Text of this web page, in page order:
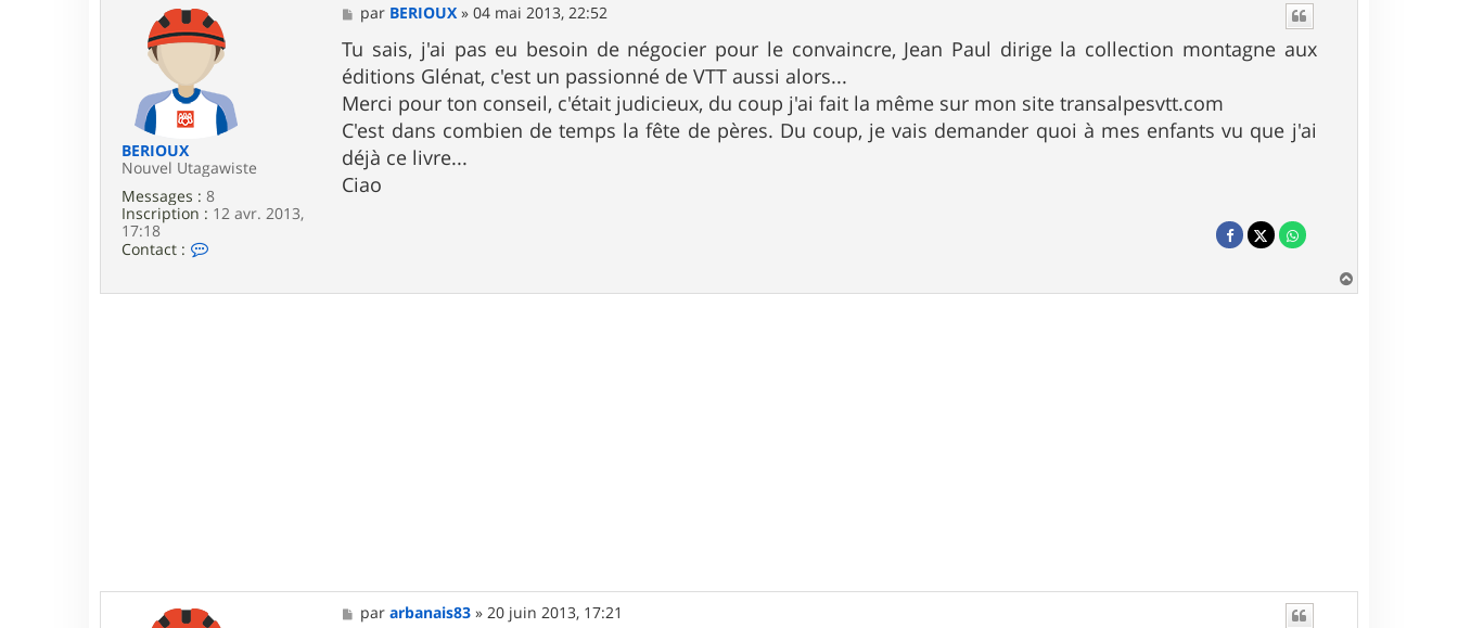
BERIOUX
Nouvel Utagawiste
Messages : 8
Inscription : 12 avr. 2013,
17:18
Contact :
t
M
e
s
s
a
g
e
par BERIOUX »04 mai 2013, 22:52
Tu sais, j'ai pas eu besoin de négocier pour le convaincre, Jean Paul dirige la collection montagne aux
éditions Glénat, c'est un passionné de VTT aussi alors...
Merci pour ton conseil, c'était judicieux, du coup j'ai fait la même sur mon site transalpesvtt.com
C'est dans combien de temps la fête de pères. Du coup, je vais demander quoi à mes enfants vu que j'ai
déjà ce livre...
Ciao
a
M
pararbanais83 »20 juin 2013, 17:21